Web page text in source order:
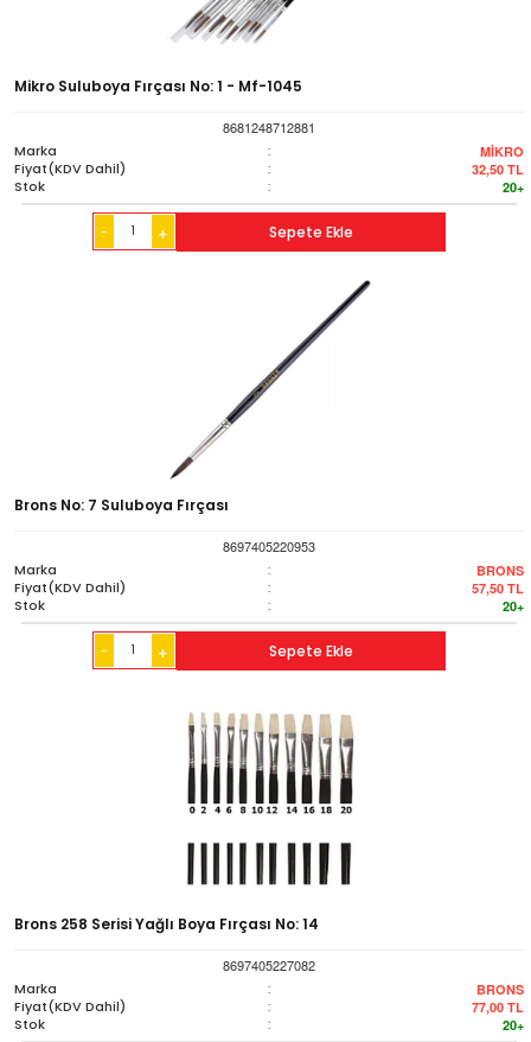
Mikro Suluboya Fırçası No: 1 - Mf-1045
8681248712881
Marka
: MİKRO
Fiyat(KDV Dahil) : 32,50 TL
Stok : 20+
- + Sepete Ekle
Brons No: 7 Suluboya Fırçası
8697405220953
Marka
: BRONS
Fiyat(KDV Dahil) : 57,50 TL
Stok : 20+
- + Sepete Ekle
Brons 258 Serisi Yağlı Boya Fırçası No: 14
8697405227082
Marka
: BRONS
Fiyat(KDV Dahil) : 77,00 TL
Stok : 20+